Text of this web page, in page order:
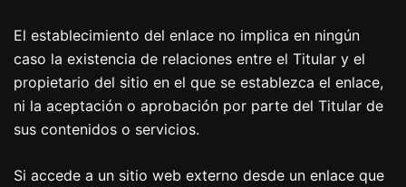
El establecimiento del enlace no implica en ningún
caso la existencia de relaciones entre el Titular y el
propietario del sitio en el que se establezca el enlace,
ni la aceptación o aprobación por parte del Titular de
sus contenidos o servicios.
Si accede a un sitio web externo desde un enlace que